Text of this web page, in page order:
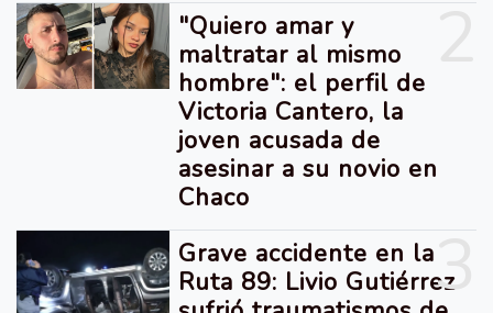
"Quiero amar y
maltratar al mismo
hombre": el perfil de
Victoria Cantero, la
joven acusada de
asesinar a su novio en
Chaco
3
Grave accidente en la
Ruta 89: Livio Gutiérrez